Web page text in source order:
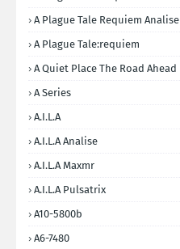
A Plague Tale Requiem Analise
A Plague Tale:requiem
A Quiet Place The Road Ahead
A Series
A.I.L.A
A.I.L.A Analise
A.I.L.A Maxmr
A.I.L.A Pulsatrix
A10-5800b
A6-7480